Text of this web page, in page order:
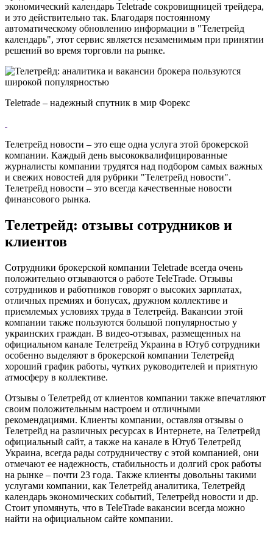
экономический календарь Teletrade сокровищницей трейдера,
и это действительно так. Благодаря постоянному
автоматическому обновлению информации в "Телетрейд
календарь", этот сервис является незаменимым при принятии
решений во время торговли на рынке.
Teletrade – надежный спутник в мир Форекс
Телетрейд новости – это еще одна услуга этой брокерской
компании. Каждый день высококвалифицированные
журналисты компании трудятся над подбором самых важных
и свежих новостей для рубрики "Телетрейд новости".
Телетрейд новости – это всегда качественные новости
финансового рынка.
Телетрейд: отзывы сотрудников и
клиентов
Сотрудники брокерской компании Teletrade всегда очень
положительно отзываются о работе TeleTrade. Отзывы
сотрудников и работников говорят о высоких зарплатах,
отличных премиях и бонусах, дружном коллективе и
приемлемых условиях труда в Телетрейд. Вакансии этой
компании также пользуются большой популярностью у
украинских граждан. В видео-отзывах, размещенных на
официальном канале Телетрейд Украина в Ютуб сотрудники
особенно выделяют в брокерской компании Телетрейд
хороший график работы, чутких руководителей и приятную
атмосферу в коллективе.
Отзывы о Телетрейд от клиентов компании также впечатляют
своим положительным настроем и отличными
рекомендациями. Клиенты компании, оставляя отзывы о
Телетрейд на различных ресурсах в Интернете, на Телетрейд
официальный сайт, а также на канале в Ютуб Телетрейд
Украина, всегда рады сотрудничеству с этой компанией, они
отмечают ее надежность, стабильность и долгий срок работы
на рынке – почти 23 года. Также клиенты довольны такими
услугами компании, как Телетрейд аналитика, Телетрейд
календарь экономических событий, Телетрейд новости и др.
Стоит упомянуть, что в TeleTrade вакансии всегда можно
найти на официальном сайте компании.